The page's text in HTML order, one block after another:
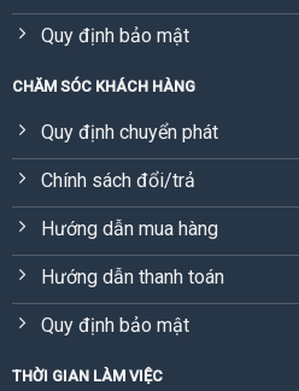
Quy định bảo mật
CHĂM SÓC KHÁCH HÀNG
Quy định chuyển phát
Chính sách đổi/trả
Hướng dẫn mua hàng
Hướng dẫn thanh toán
Quy định bảo mật
THỜI GIAN LÀM VIỆC